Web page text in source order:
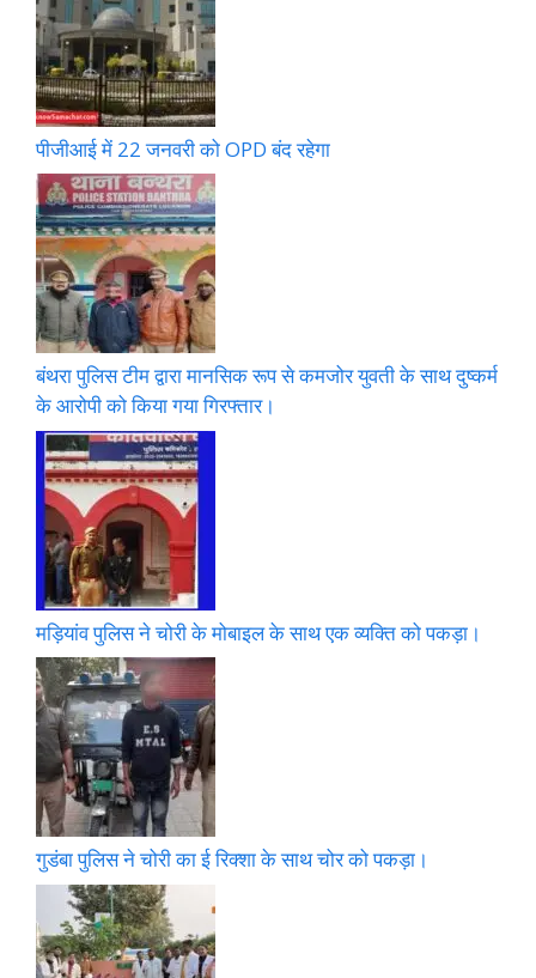
पीजीआई में 22 जनवरी को OPD बंद रहेगा
बंथरा पुलिस टीम द्वारा मानसिक रूप से कमजोर युवती के साथ दुष्कर्म
के आरोपी को किया गया गिरफ्तार।
मड़ियांव पुलिस ने चोरी के मोबाइल के साथ एक व्यक्ति को पकड़ा।
गुडंबा पुलिस ने चोरी का ई रिक्शा के साथ चोर को पकड़ा।